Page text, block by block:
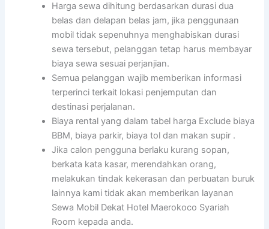
Harga sewa dihitung berdasarkan durasi dua
belas dan delapan belas jam, jika penggunaan
mobil tidak sepenuhnya menghabiskan durasi
sewa tersebut, pelanggan tetap harus membayar
biaya sewa sesuai perjanjian.
Semua pelanggan wajib memberikan informasi
terperinci terkait lokasi penjemputan dan
destinasi perjalanan.
Biaya rental yang dalam tabel harga Exclude biaya
BBM, biaya parkir, biaya tol dan makan supir .
Jika calon pengguna berlaku kurang sopan,
berkata kata kasar, merendahkan orang,
melakukan tindak kekerasan dan perbuatan buruk
lainnya kami tidak akan memberikan layanan
Sewa Mobil Dekat Hotel Maerokoco Syariah
Room kepada anda.